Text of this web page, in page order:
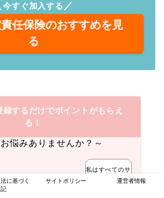
今すぐ加入する ／
任保険のおすすめを見
る
録するだけでポイントがもらえ
る！
悩みありませんか？～
興味がある
私はすべてのサ
イトに登録済み
に基づく
サイトポリシー 運営者情報